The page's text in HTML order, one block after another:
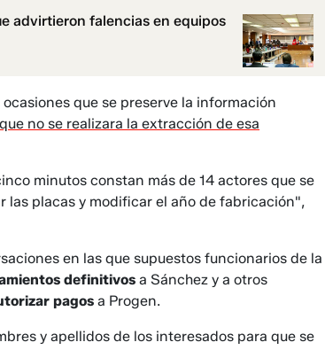
advirtieron falencias en equipos
que se preserve la información
no se realizara la extracción de esa
minutos constan más de 14 actores que se
placas y modificar el año de fabricación",
en las que supuestos funcionarios de la
definitivos a Sánchez y a otros
pagos a Progen.
y apellidos de los interesados para que se